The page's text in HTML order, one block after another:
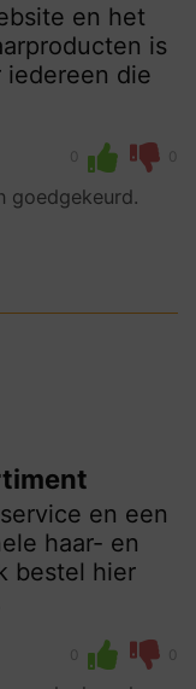
en het
is
iedereen die
0 0
goedgekeurd.
en een
haar- en
bestel hier
0 0